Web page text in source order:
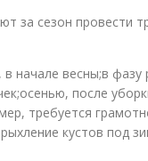
за сезон провести
начале весны;в фазу
после
требуется
кустов под